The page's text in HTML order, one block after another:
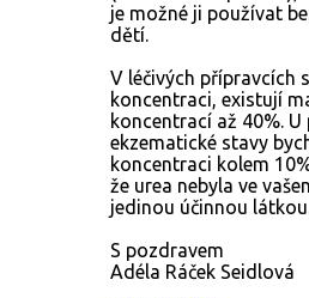
je možné ji používat
dětí.
V léčivých přípravcích
koncentraci, existují
koncentrací až 40%.
ekzematické stavy
koncentraci kolem
že urea nebyla ve
jedinou účinnou látkou.
S pozdravem
Adéla Ráček Seidlová